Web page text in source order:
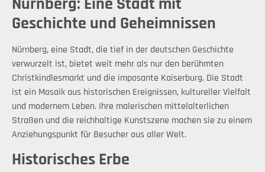
Geschichte und Geheimnissen
Nürnberg, eine Stadt, die tief in der deutschen Geschichte
verwurzelt ist, bietet weit mehr als nur den berühmten
Christkindlesmarkt und die imposante Kaiserburg. Die Stadt
ist ein Mosaik aus historischen Ereignissen, kultureller Vielfalt
und modernem Leben. Ihre malerischen mittelalterlichen
Straßen und die reichhaltige Kunstszene machen sie zu einem
Anziehungspunkt für Besucher aus aller Welt.
Historisches Erbe